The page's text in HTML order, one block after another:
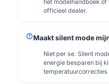
het modelhandboek
officieel dealer.
helpMaakt silent mode
Niet per se. Silent
energie besparen bij
temperatuurcorrecties